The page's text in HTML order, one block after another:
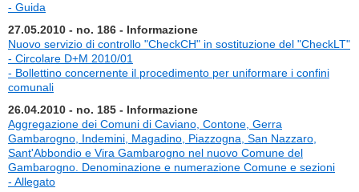
- Guida
27.05.2010 - no. 186 - Informazione
Nuovo servizio di controllo "CheckCH" in sostituzione del "CheckLT"
- Circolare D+M 2010/01
- Bollettino concernente il procedimento per uniformare i confini
comunali
26.04.2010 - no. 185 - Informazione
Aggregazione dei Comuni di Caviano, Contone, Gerra
Gambarogno, Indemini, Magadino, Piazzogna, San Nazzaro,
Sant'Abbondio e Vira Gambarogno nel nuovo Comune del
Gambarogno. Denominazione e numerazione Comune e sezioni
- Allegato